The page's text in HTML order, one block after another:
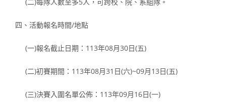
(二)每隊人數至多5人，可跨校、院、系組隊。
四、活動報名時間/地點
(一)報名截止日期：113年08月30日(五)
(二)初賽期間：113年08月31日(六)~09月13日(五)
(三)決賽入圍名單公佈：113年09月16日(一)